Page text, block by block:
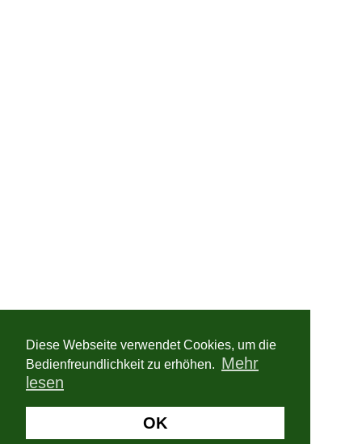
Diese Webseite verwendet Cookies, um die
Bedienfreundlichkeit zu erhöhen. Mehr
lesen
OK